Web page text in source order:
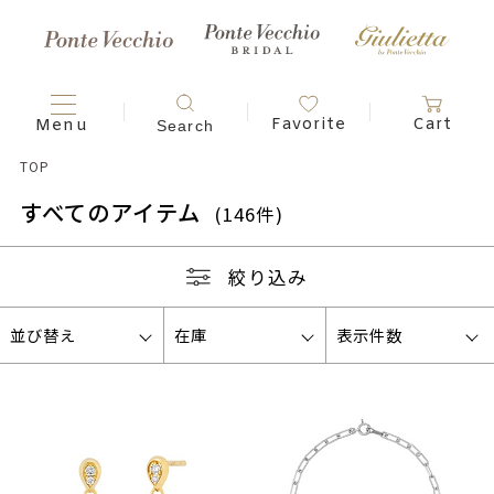
TOP
すべてのアイテム (146件)
絞り込み
並び替え 在庫 表示件数